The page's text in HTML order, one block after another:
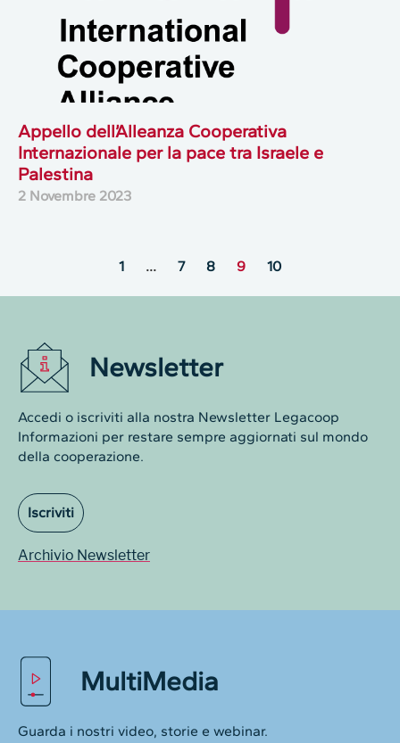
Appello dell’Alleanza Cooperativa
Internazionale per la pace tra Israele e
Palestina
2 Novembre 2023
1 … 7 8 9 10
Newsletter
Accedi o iscriviti alla nostra Newsletter Legacoop
Informazioni per restare sempre aggiornati sul mondo
della cooperazione.
Iscriviti
Archivio Newsletter
MultiMedia
Guarda i nostri video, storie e webinar.